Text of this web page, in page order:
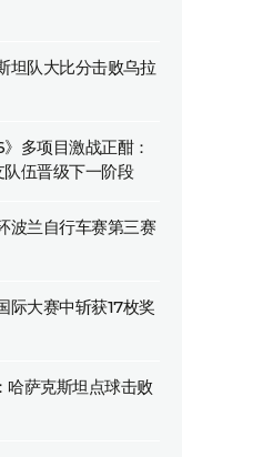
坦队大比分击败乌拉
多项目激战正酣：
伍晋级下一阶段
波兰自行车赛第三赛
际大赛中斩获17枚奖
哈萨克斯坦点球击败